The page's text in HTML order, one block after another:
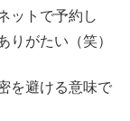
ットで予約し
りがたい（笑）
を避ける意味で